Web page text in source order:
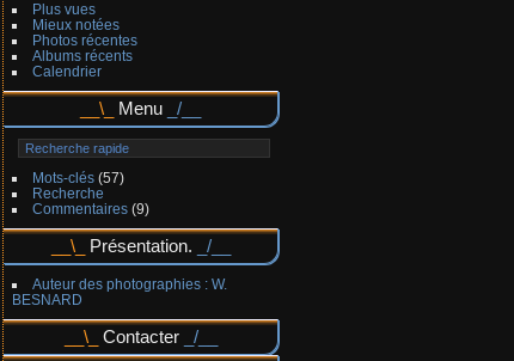
Plus vues
Mieux notées
Photos récentes
Albums récents
Calendrier
Menu
Mots-clés(57)
Recherche
Commentaires(9)
Présentation.
Auteur des photographies : W.
BESNARD
Contacter